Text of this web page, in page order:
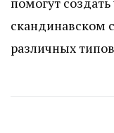
скандинавском
различных